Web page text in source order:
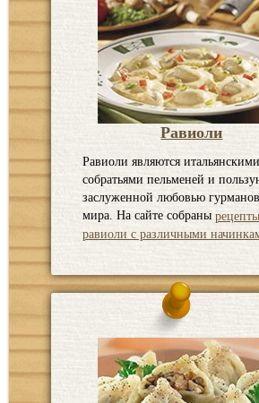
Равиоли
Равиоли являются итальянскими
собратьями пельменей и
заслуженной любовью
мира. На сайте собраны рецепты
равиоли с различными